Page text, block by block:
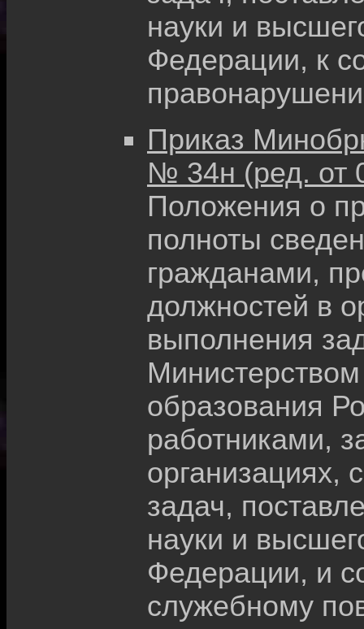
науки и
Федерации, к
Приказ
№ 34н (ред. от
Положения о
полноты
гражданами,
должностей в
выполнения
образования
работниками,
организациях,
задач,
науки и
Федерации, и
служебному